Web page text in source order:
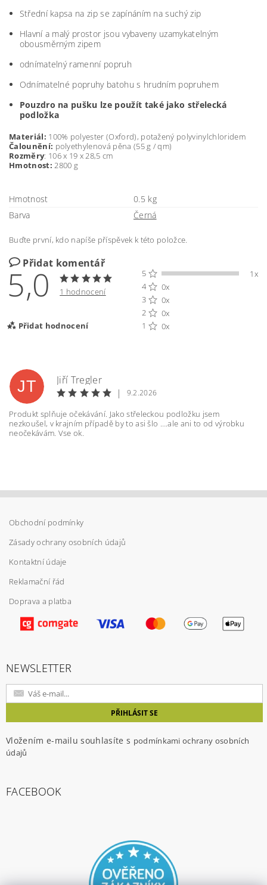
Střední kapsa na zip se zapínáním na suchý zip
Hlavní a malý prostor jsou vybaveny uzamykatelným
obousměrným zipem
odnímatelný ramenní popruh
Odnímatelné popruhy batohu s hrudním popruhem
Pouzdro na pušku lze použít také jako střelecká
podložka
Materiál: 100% polyester (Oxford), potažený polyvinylchloridem
Čalounění: polyethylenová pěna (55 g / qm)
Rozměry: 106 x 19 x 28,5 cm
Hmotnost: 2800 g
Hmotnost
0.5 kg
Barva
Černá
Buďte první, kdo napíše příspěvek k této položce.
Přidat komentář
5,0 1 hodnocení
Přidat hodnocení
5
1x
4
0x
3
0x
2
0x
1
0x
ochrany osobních údajů
JT
Jiří Tregler
|
9.2.2026
Produkt splňuje očekávání. Jako střeleckou podložku jsem
nezkoušel, v krajním případě by to asi šlo ….ale ani to od výrobku
neočekávám. Vse ok.
Obchodní podmínky
Zásady ochrany osobních údajů
Kontaktní údaje
Reklamační řád
Doprava a platba
NEWSLETTER
Vložením e-mailu souhlasíte s podmínkami ochrany osobních
údajů
FACEBOOK